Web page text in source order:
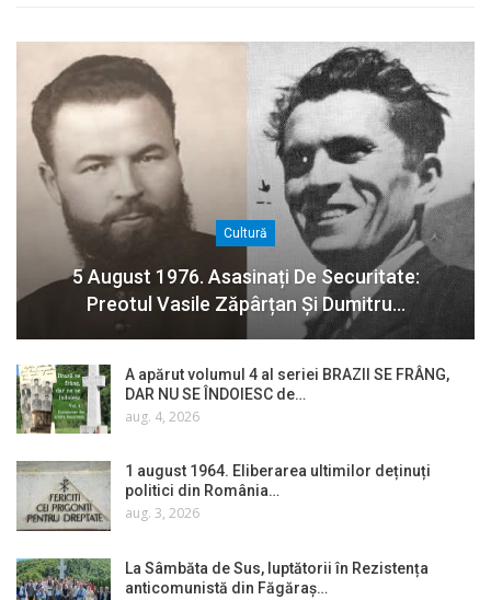
Cultură
5 August 1976. Asasinați De Securitate:
Preotul Vasile Zăpârțan Și Dumitru…
A apărut volumul 4 al seriei BRAZII SE FRÂNG,
DAR NU SE ÎNDOIESC de…
aug. 4, 2026
1 august 1964. Eliberarea ultimilor deținuți
politici din România…
aug. 3, 2026
La Sâmbăta de Sus, luptătorii în Rezistența
anticomunistă din Făgăraș…